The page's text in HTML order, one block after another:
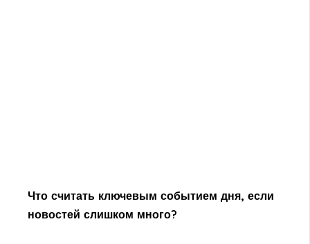
Что считать ключевым событием дня, если
новостей слишком много?